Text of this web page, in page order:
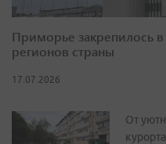
Приморье закрепилось
регионов страны
17.07.2026
От